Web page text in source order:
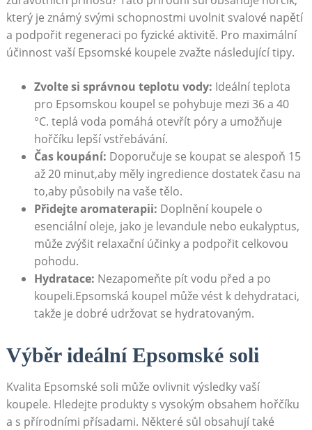
který je známý svými schopnostmi uvolnit svalové napětí
a podpořit regeneraci po fyzické aktivitě. Pro maximální
účinnost vaší Epsomské koupele zvažte následující tipy.
Zvolte si správnou teplotu vody: Ideální teplota
pro Epsomskou koupel se pohybuje mezi 36 a 40
°C. teplá voda pomáhá otevřít póry a umožňuje
hořčíku lepší vstřebávání.
Čas koupání: Doporučuje se koupat se alespoň 15
až 20 minut,aby měly ingredience dostatek času na
to,aby působily na vaše tělo.
Přidejte aromaterapii: Doplnění koupele o
esenciální oleje, jako je levandule nebo eukalyptus,
může zvýšit relaxační účinky a podpořit celkovou
pohodu.
Hydratace: Nezapomeňte pít vodu před a po
koupeli.Epsomská koupel může vést k dehydrataci,
takže je dobré udržovat se hydratovaným.
Výběr ideální Epsomské soli
Kvalita Epsomské soli může ovlivnit výsledky vaší
koupele. Hledejte produkty s vysokým obsahem hořčíku
a s přírodními přísadami. Některé sůl obsahují také